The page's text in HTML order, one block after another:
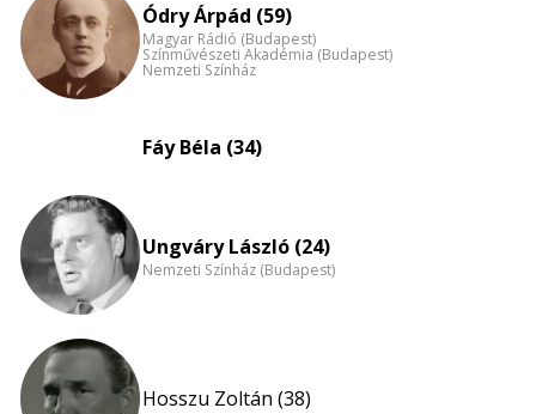
Ódry Árpád (59)
Magyar Rádió (Budapest)
Színművészeti Akadémia (Budapest)
Nemzeti Színház
Fáy Béla (34)
Ungváry László (24)
Nemzeti Színház (Budapest)
Hosszu Zoltán (38)